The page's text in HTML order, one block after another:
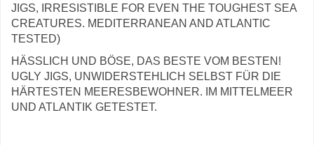
JIGS, IRRESISTIBLE FOR EVEN THE TOUGHEST SEA
CREATURES. MEDITERRANEAN AND ATLANTIC
TESTED)
HÄSSLICH UND BÖSE, DAS BESTE VOM BESTEN!
UGLY JIGS, UNWIDERSTEHLICH SELBST FÜR DIE
HÄRTESTEN MEERESBEWOHNER. IM MITTELMEER
UND ATLANTIK GETESTET.